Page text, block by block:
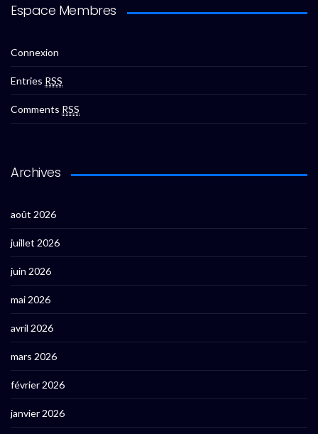
Espace Membres
Connexion
Entries RSS
Comments RSS
Archives
août 2026
juillet 2026
juin 2026
mai 2026
avril 2026
mars 2026
février 2026
janvier 2026